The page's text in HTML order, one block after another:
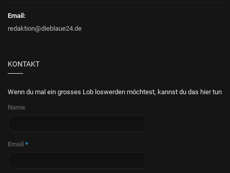
Email:
redaktion@dieblaue24.de
KONTAKT
Wenn du mal ein grosses Lob loswerden möchtest, kannst du das hier tun
Name
Email *